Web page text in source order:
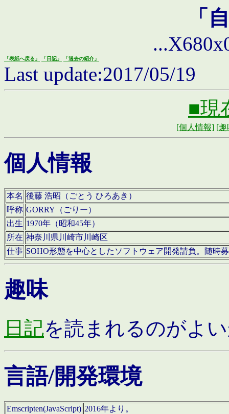
「
「表紙へ戻る」 「日記」 「過去の紹介」
Last update:2017/05/19
■現
[個人情報] [趣
個人情報
本名 後藤 浩昭（ごとう ひろあき）
呼称 GORRY（ごりー）
出生 1970年（昭和45年）
所在 神奈川県川崎市川崎区
仕事 SOHO形態を中心としたソフトウェア開発請負。随時
趣味
日記を読まれるのがよ
言語/開発環境
Emscripten(JavaScript) 2016年より。